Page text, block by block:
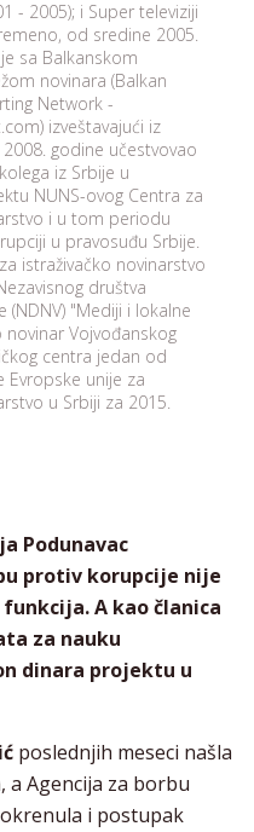
- 2005); i Super televiziji
od sredine 2005.
sa Balkanskom
novinara (Balkan
Network -
izveštavajući iz
godine učestvovao
iz Srbije u
NUNS-ovog Centra za
i u tom periodu
u pravosuđu Srbije.
istraživačko novinarstvo
društva
(NDNV) "Mediji i lokalne
Vojvođanskog
centra jedan od
unije za
u Srbiji za 2015.
Podunavac
protiv korupcije nije
A kao članica
za nauku
dinara projektu u
poslednjih meseci našla
a Agencija za borbu
i postupak